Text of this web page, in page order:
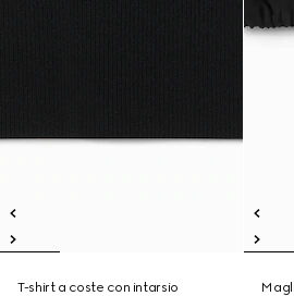
T-shirt a coste con intarsio